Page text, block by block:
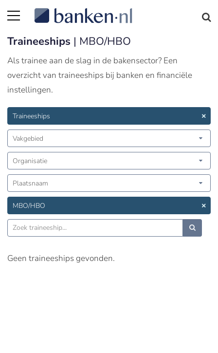
Traineeships | MBO/HBO
Als trainee aan de slag in de bakensector? Een
overzicht van traineeships bij banken en financiële
instellingen.
Traineeships
Vakgebied
Organisatie
Plaatsnaam
MBO/HBO
Geen traineeships gevonden.